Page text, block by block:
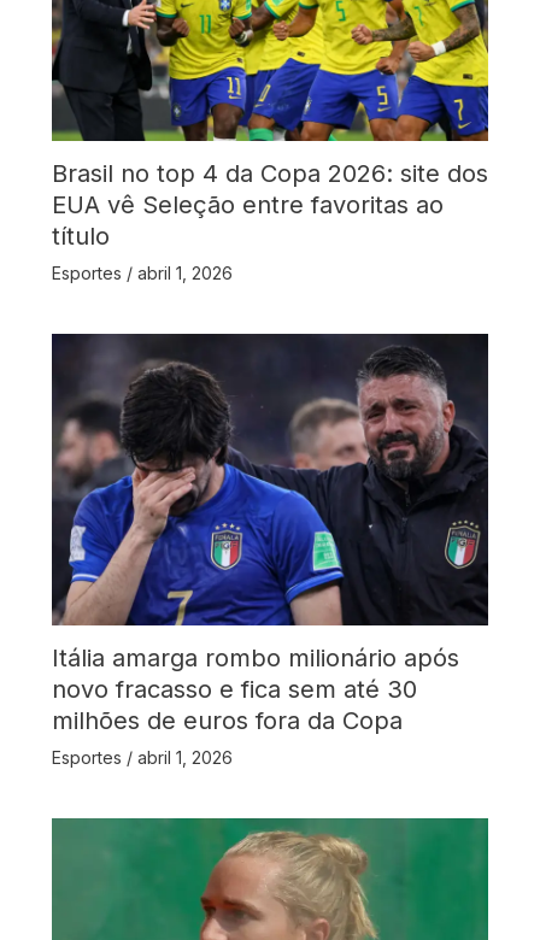
Brasil no top 4 da Copa 2026: site dos
EUA vê Seleção entre favoritas ao
título
Esportes / abril 1, 2026
Itália amarga rombo milionário após
novo fracasso e fica sem até 30
milhões de euros fora da Copa
Esportes / abril 1, 2026